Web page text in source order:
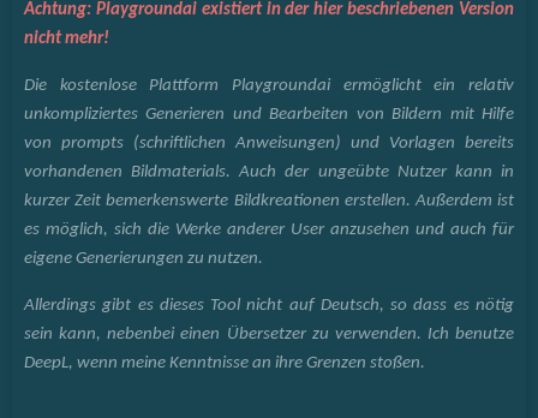
Achtung: Playgroundai existiert in der hier beschriebenen Version
nicht mehr!
Die kostenlose Plattform Playgroundai ermöglicht ein relativ
unkompliziertes Generieren und Bearbeiten von Bildern mit Hilfe
von prompts (schriftlichen Anweisungen) und Vorlagen bereits
vorhandenen Bildmaterials. Auch der ungeübte Nutzer kann in
kurzer Zeit bemerkenswerte Bildkreationen erstellen. Außerdem ist
es möglich, sich die Werke anderer User anzusehen und auch für
eigene Generierungen zu nutzen.
Allerdings gibt es dieses Tool nicht auf Deutsch, so dass es nötig
sein kann, nebenbei einen Übersetzer zu verwenden. Ich benutze
DeepL, wenn meine Kenntnisse an ihre Grenzen stoßen.